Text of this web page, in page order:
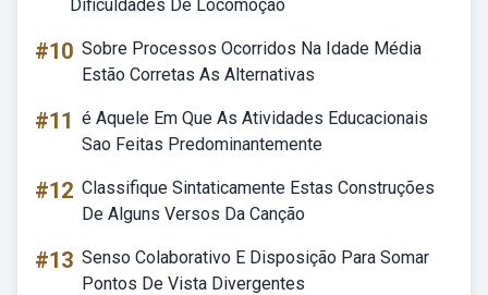
Dificuldades De Locomoção
#10 Sobre Processos Ocorridos Na Idade Média
Estão Corretas As Alternativas
#11 é Aquele Em Que As Atividades Educacionais
Sao Feitas Predominantemente
#12 Classifique Sintaticamente Estas Construções
De Alguns Versos Da Canção
#13 Senso Colaborativo E Disposição Para Somar
Pontos De Vista Divergentes